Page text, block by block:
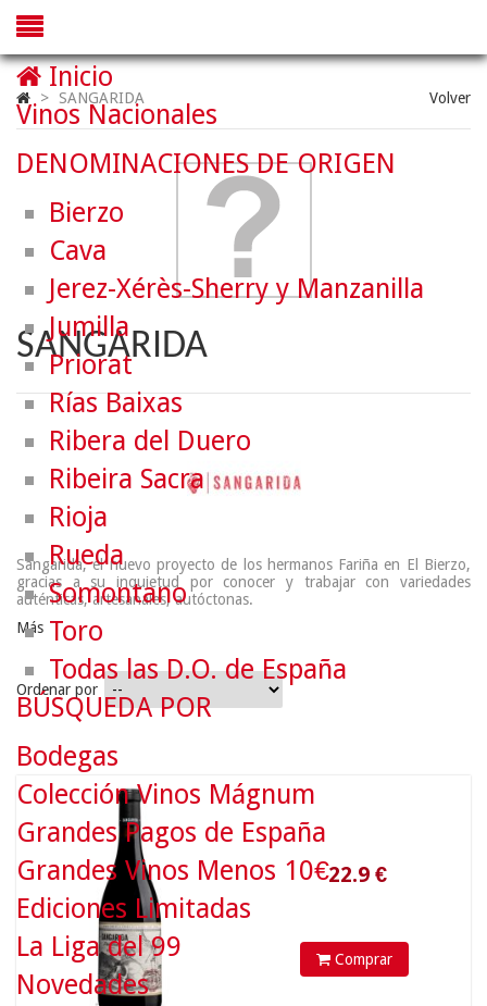
> SANGARIDA Volver
SANGARIDA
Sangarida, el nuevo proyecto de los hermanos Fariña en El Bierzo,
gracias a su inquietud por conocer y trabajar con variedades
auténticas, artesanales, autóctonas.
Más
Ordenar por
22.9
Comprar
Inicio
Vinos Nacionales
DENOMINACIONES DE ORIGEN
Bierzo
Cava
Jerez-Xérès-Sherry y Manzanilla
Jumilla
Priorat
Rías Baixas
Ribera del Duero
Ribeira Sacra
Rioja
Rueda
Somontano
Toro
Todas las D.O. de España
BÚSQUEDA POR
Bodegas
Colección Vinos Mágnum
Grandes Pagos de España
Grandes Vinos Menos 10€
Ediciones Limitadas
La Liga del 99
Novedades